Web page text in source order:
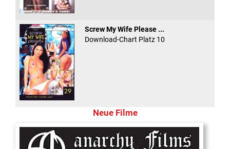
Screw My Wife Please ...
Download-Chart Platz 10
Neue Filme